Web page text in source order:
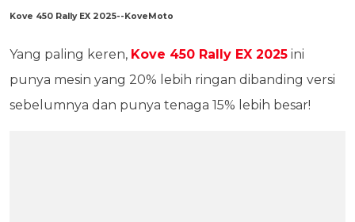
Kove 450 Rally EX 2025--KoveMoto
Yang paling keren, Kove 450 Rally EX 2025 ini
punya mesin yang 20% lebih ringan dibanding versi
sebelumnya dan punya tenaga 15% lebih besar!